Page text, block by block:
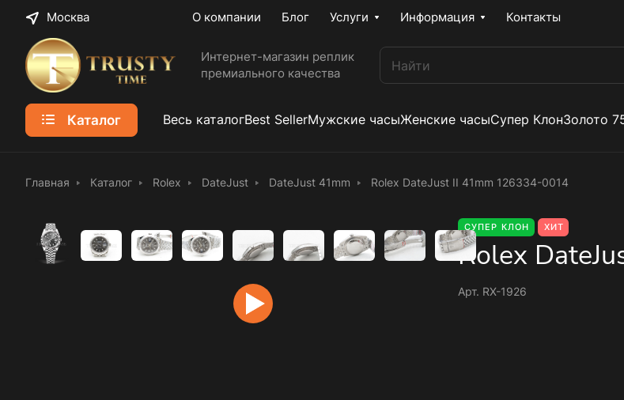
Москва О компании Блог Услуги Информация Контакты
Интернет-магазин реплик
премиального качества
Каталог Весь каталогBest SellerМужские часыЖенские часыСупер КлонЗолото
Главная Каталог Rolex DateJust DateJust 41mm Rolex DateJust II 41mm 126334-0014
СУПЕР КЛОН ХИТ
Rolex
Арт. RX-1926